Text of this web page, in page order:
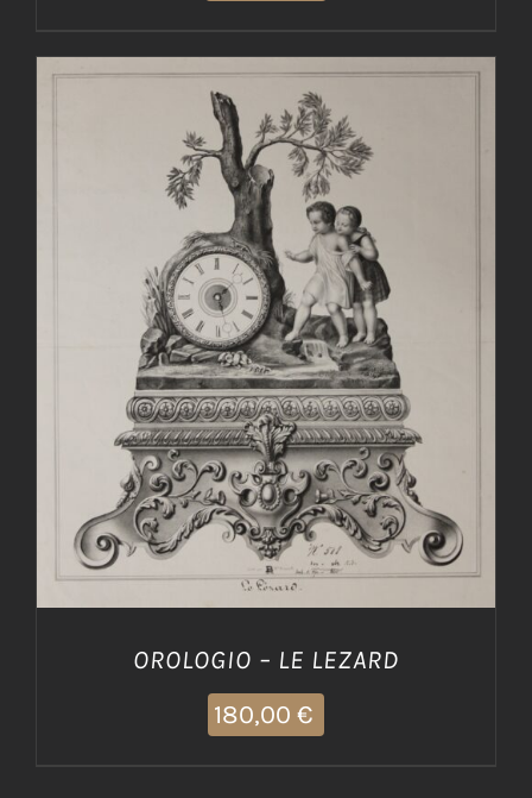
AGGIUNGI AL CARRELLO / DETTAGLI
OROLOGIO – LE LEZARD
180,00 €